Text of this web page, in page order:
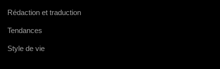
Rédaction et traduction
Tendances
Style de vie